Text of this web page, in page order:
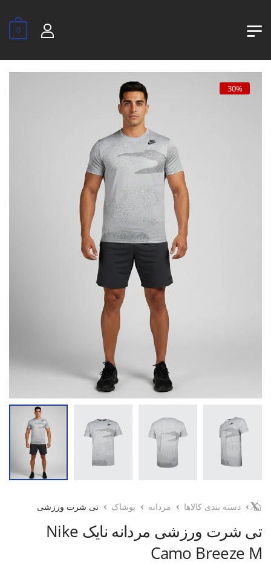
0
30%
دسته بندی کالاها مردانه پوشاک تی شرت ورزشی
تی شرت ورزشی مردانه نایک Nike
Camo Breeze M